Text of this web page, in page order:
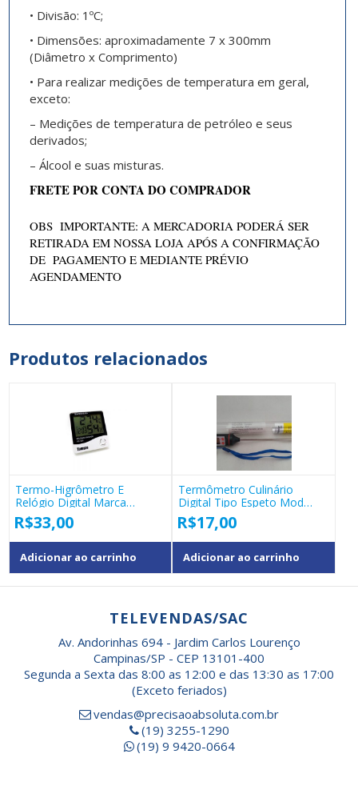
• Divisão: 1ºC;
• Dimensões: aproximadamente 7 x 300mm
(Diâmetro x Comprimento)
• Para realizar medições de temperatura em geral,
exceto:
– Medições de temperatura de petróleo e seus
derivados;
– Álcool e suas misturas.
FRETE POR CONTA DO COMPRADOR
OBS IMPORTANTE: A MERCADORIA PODERÁ SER
RETIRADA EM NOSSA LOJA APÓS A CONFIRMAÇÃO
DE PAGAMENTO E MEDIANTE PRÉVIO
AGENDAMENTO
Produtos relacionados
Termo-Higrômetro E
Relógio Digital Marca
Tomate Mod Pd-003
R$33,00
Adicionar ao carrinho
Termômetro Culinário
Digital Tipo Espeto Mod
Tp101 Bmax
R$17,00
Adicionar ao carrinho
TELEVENDAS/SAC
Av. Andorinhas 694 - Jardim Carlos Lourenço
Campinas/SP - CEP 13101-400
Segunda a Sexta das 8:00 as 12:00 e das 13:30 as 17:00
(Exceto feriados)
vendas@precisaoabsoluta.com.br
(19) 3255-1290
(19) 9 9420-0664